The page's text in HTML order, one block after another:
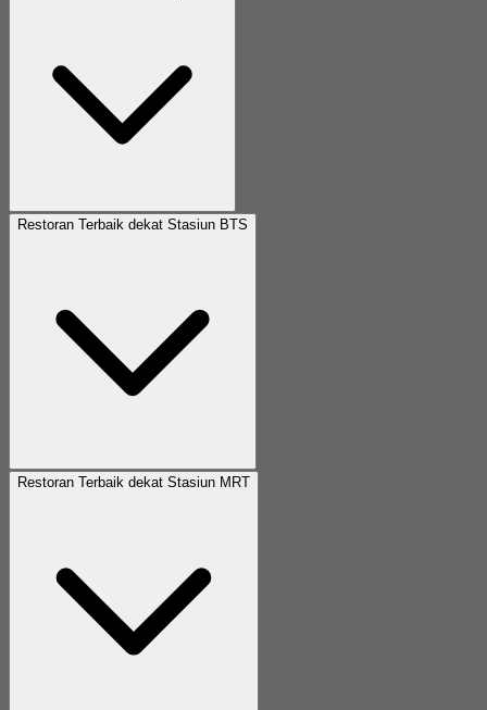
Restoran Terbaik dekat Stasiun BTS
Restoran Terbaik dekat Stasiun MRT